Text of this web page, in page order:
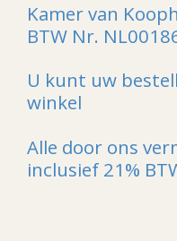
Kamer van
BTW Nr.
U kunt uw
winkel
Alle door ons
inclusief 21%